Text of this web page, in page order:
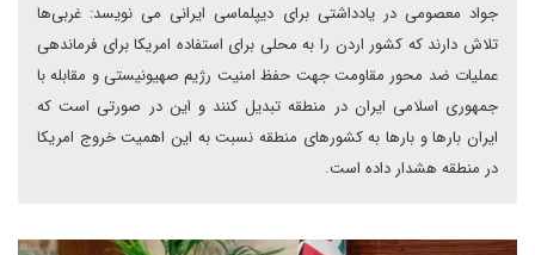
جواد معصومی در یادداشتی برای دیپلماسی ایرانی می نویسد: غربی‌ها
تلاش دارند که کشور اردن را به محلی برای استفاده امریکا برای فرماندهی
عملیات ضد محور مقاومت جهت حفظ امنیت رژیم صهیونیستی و مقابله با
جمهوری اسلامی ایران در منطقه تبدیل کنند و این در صورتی است که
ایران بارها و بارها به کشورهای منطقه نسبت به این اهمیت خروج امریکا
در منطقه هشدار داده است.